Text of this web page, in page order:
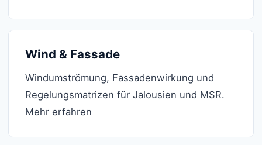
Wind & Fassade
Windumströmung, Fassadenwirkung und
Regelungsmatrizen für Jalousien und MSR.
Mehr erfahren